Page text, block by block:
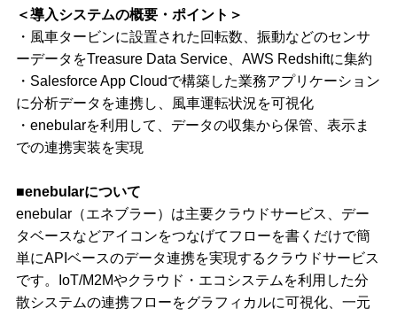
＜導入システムの概要・ポイント＞
・風車タービンに設置された回転数、振動などのセンサ
ーデータをTreasure Data Service、AWS Redshiftに集約
・Salesforce App Cloudで構築した業務アプリケーション
に分析データを連携し、風車運転状況を可視化
・enebularを利用して、データの収集から保管、表示ま
での連携実装を実現
■enebularについて
enebular（エネブラー）は主要クラウドサービス、デー
タベースなどアイコンをつなげてフローを書くだけで簡
単にAPIベースのデータ連携を実現するクラウドサービス
です。IoT/M2Mやクラウド・エコシステムを利用した分
散システムの連携フローをグラフィカルに可視化、一元